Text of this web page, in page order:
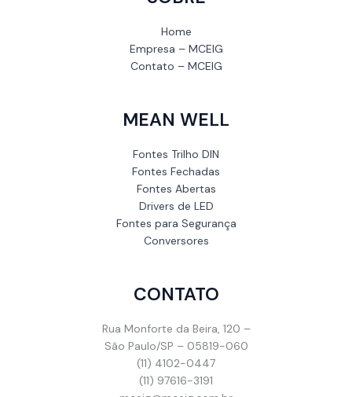
Home
Empresa – MCEIG
Contato – MCEIG
MEAN WELL
Fontes Trilho DIN
Fontes Fechadas
Fontes Abertas
Drivers de LED
Fontes para Segurança
Conversores
CONTATO
Rua Monforte da Beira, 120 –
São Paulo/SP – 05819-060
(11) 4102-0447
(11) 97616-3191